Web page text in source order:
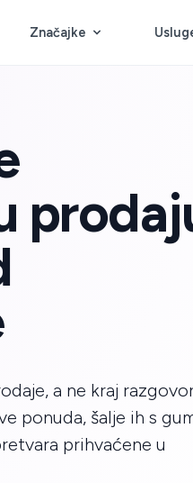
Značajke
a ne kraj
ponuda, šalje ih s
prihvaćene u